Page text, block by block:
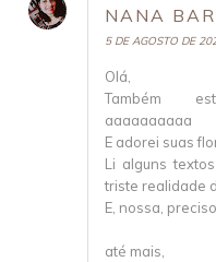
NANA
5 DE AGOSTO DE
Olá,
Também
aaaaaaaaaa
E adorei suas
Li alguns
triste realidade
E, nossa,
até mais,